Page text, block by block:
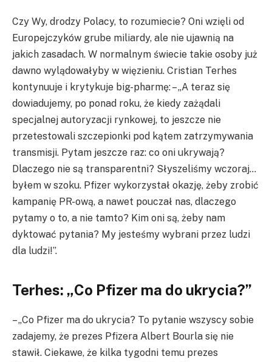
Czy Wy, drodzy Polacy, to rozumiecie? Oni wzięli od
Europejczyków grube miliardy, ale nie ujawnią na
jakich zasadach. W normalnym świecie takie osoby już
dawno wylądowałyby w więzieniu. Cristian Terhes
kontynuuje i krytykuje big-pharmę: – „A teraz się
dowiadujemy, po ponad roku, że kiedy zażądali
specjalnej autoryzacji rynkowej, to jeszcze nie
przetestowali szczepionki pod kątem zatrzymywania
transmisji. Pytam jeszcze raz: co oni ukrywają?
Dlaczego nie są transparentni? Słyszeliśmy wczoraj…
byłem w szoku. Pfizer wykorzystał okazję, żeby zrobić
kampanię PR-ową, a nawet pouczał nas, dlaczego
pytamy o to, a nie tamto? Kim oni są, żeby nam
dyktować pytania? My jesteśmy wybrani przez ludzi
dla ludzi!”.
Terhes: „Co Pfizer ma do ukrycia?”
– „Co Pfizer ma do ukrycia? To pytanie wszyscy sobie
zadajemy, że prezes Pfizera Albert Bourla się nie
stawił. Ciekawe, że kilka tygodni temu prezes